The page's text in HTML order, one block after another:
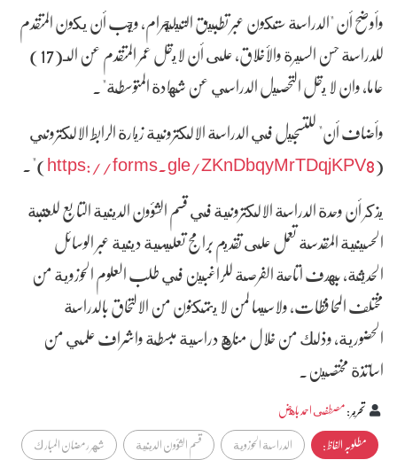
وأوضح أن "الدراسة ستكون عبر تطبيق التيليجرام، ويجب أن يكون المتقدم
للدراسة حسن السيرة والأخلاق، على أن لايقل عمر المتقدم عن الـ(17)
عاما، وان لا يقل التحصيل الدراسي عن شهادة المتوسطة".
وأضاف أن" للتسجيل في الدراسة الالكترونية زيارة الرابط الالكتروني
(
https://forms.gle/ZKnDbqyMrTDqjKPV8
)".
يذكر أن وحدة الدراسة الالكترونية في قسم الشؤون الدينية التابع للعتبة
الحسينية المقدسة تعمل على تقديم برامج تعليمية دينية عبر الوسائل
الحديثة، بهدف اتاحة الفرصة للراغبين في طلب العلوم الحوزوية من
مختلف المحافظات، ولاسيما لمن لا يتمكنون من الالتحاق بالدراسة
الحضورية، وذلك من خلال مناهج دراسية مبسطة واشراف علمي من
اساتذة مختصين.
تحرير:مصطفى احمد باهض
مطلوبہ الفاظ :
الدراسة الحوزوية قسم الشؤون الدينية شهر رمضان المبارك